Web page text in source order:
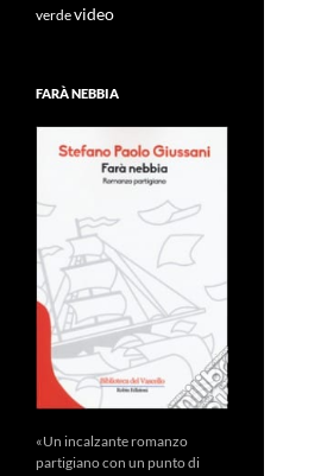
verdevideo
FARÀ NEBBIA
«Un incalzante romanzo
partigiano con un punto di